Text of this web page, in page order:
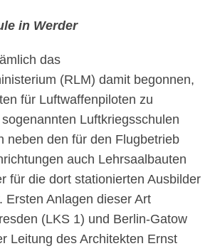
in Werder
das
(RLM) damit begonnen,
für Luftwaffenpiloten zu
Luftkriegsschulen
neben den für den Flugbetrieb
auch Lehrsaalbauten
für die dort stationierten Ausbilder
Ersten Anlagen dieser Art
(LKS 1) und Berlin-Gatow
Leitung des Architekten Ernst